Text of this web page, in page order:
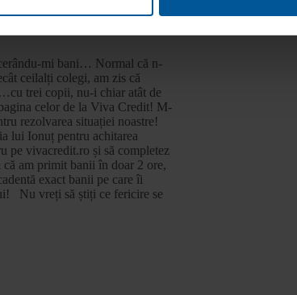
mi bani… Normal că n-
ceilalți colegi, am zis că
trei copii, nu-i chiar atât de
celor de la Viva Credit! M-
rezolvarea situației noastre!
lui Ionuț pentru achitarea
pe vivacredit.ro și să completez
am primit banii în doar 2 ore,
exact banii pe care îi
Nu vreți să știți ce fericire se